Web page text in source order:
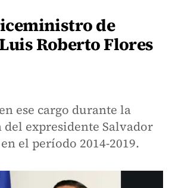
de
Roberto Flores
ese cargo durante la
expresidente Salvador
el período 2014-2019.